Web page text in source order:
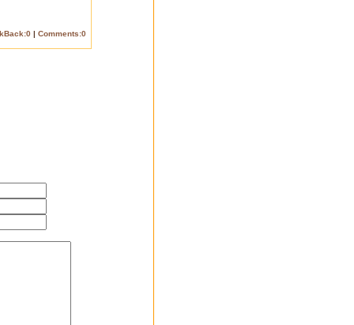
| Comments:0